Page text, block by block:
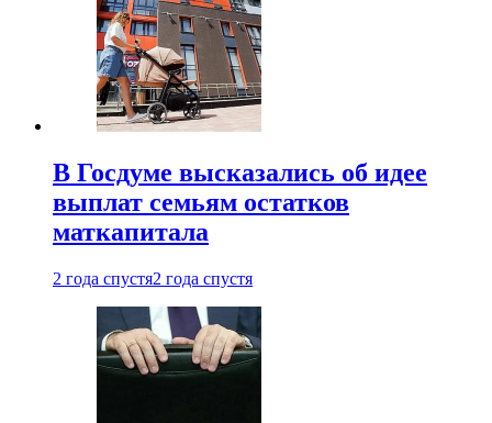
В Госдуме высказались об идее
выплат семьям остатков
маткапитала
2 года спустя2 года спустя